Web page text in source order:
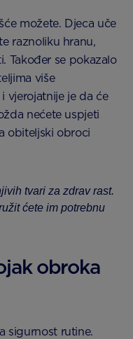
možete. Djeca uče
raznoliku hranu,
Također se pokazalo
više
vjerojatnije je da će
nećete uspjeti
obiteljski obroci
tvari za zdrav rast.
ćete im potrebnu
obroka
sigurnost rutine.